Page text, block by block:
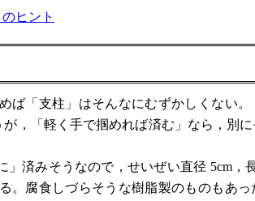
ヒント
「支柱」はそんなにむずかしくない。
，「軽く手で掴めれば済む」なら，別
済みそうなので，せいぜい直径 5cm，
。腐食しづらそうな樹脂製のものもあ